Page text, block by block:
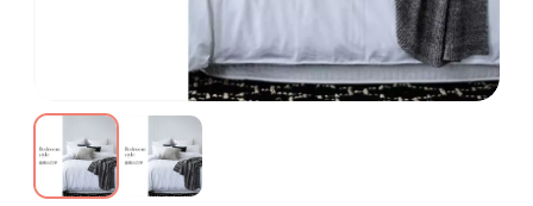
第 1 張，共 2 張